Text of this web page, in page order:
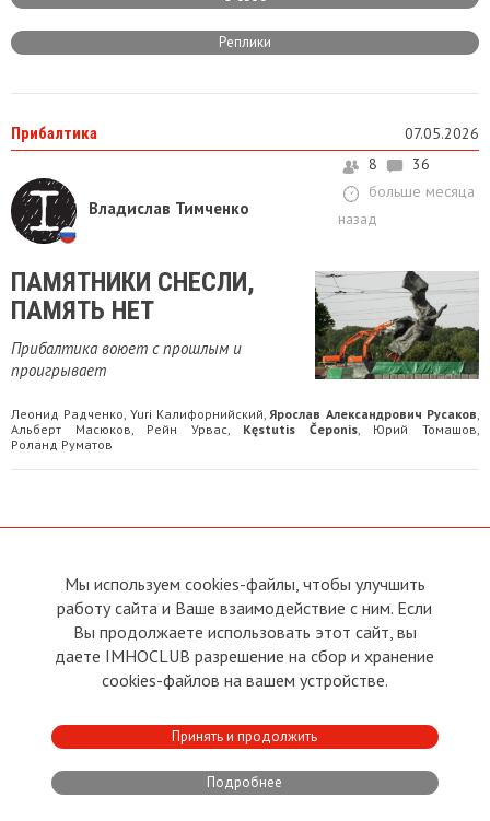
Реплики
Прибалтика 07.05.2026
Владислав Тимченко
8
36
больше месяца
назад
​ПАМЯТНИКИ СНЕСЛИ,
ПАМЯТЬ НЕТ
Прибалтика воюет с прошлым и
проигрывает
Леонид Радченко, Yuri Калифорнийский,Ярослав Александрович Русаков,
Альберт Масюков, Рейн Урвас, Kęstutis Čeponis, Юрий Томашов,
Роланд Руматов
О сайте
Условия пользования
Политика конфиденциальности
Прямая связь с
Председателем
Прямая связь c членами клуба
Реклама
Контакты
Developed by:CRA
Club
Мы используем cookies-файлы, чтобы улучшить
работу сайта и Ваше взаимодействие с ним. Если
Вы продолжаете использовать этот сайт, вы
даете IMHOCLUB разрешение на сбор и хранение
cookies-файлов на вашем устройстве.
Принять и продолжить
Подробнее